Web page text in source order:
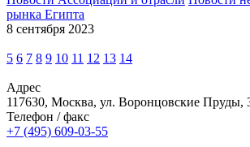
рынка Египта
8 сентября 2023
5 6 7 8 9 10 11 12 13 14
Адрес
117630, Москва, ул. Воронцовские Пруды,
Телефон / факс
+7 (495) 609-03-55